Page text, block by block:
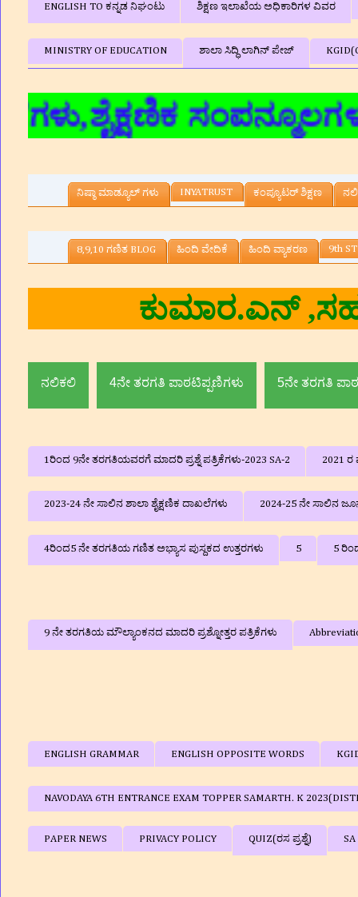
ENGLISH TO ಕನ್ನಡ ನಿಘಂಟು ಶಿಕ್ಷಣ ಇಲಾಖೆಯ ಅಧಿಕಾರಿಗಳ ವಿವರ
MINISTRY OF EDUCATION ಶಾಲಾ ಸಿದ್ಧಿ ಲಾಗಿನ್‌ ಪೇಜ್
ನಿಷ್ಠಾ ಮಾಡ್ಯೂಲ್ ಗಳು INYATRUST ಕಂಪ್ಯೂಟರ್‌ ಶಿಕ್ಷಣ
8,9,10 ಗಣಿತ BLOG ಹಿಂದಿ ವೇದಿಕೆ ಹಿಂದಿ ವ್ಯಾಕರಣ 9th
ಸರ್ಕಾರಿ ಕಿರಿಯ
ನಲಿಕಲಿ 4ನೇ ತರಗತಿ ಪಾಠಟಿಪ್ಪಣಿಗಳು 5ನೇ ತರಗತಿ
1ರಿಂದ 9ನೇ ತರಗತಿಯವರಗೆ ಮಾದರಿ ಪ್ರಶ್ನೆ ಪತ್ರಿಕೆಗಳು-2023 SA-2 2021 ರ
2023-24 ನೇ ಸಾಲಿನ ಶಾಲಾ ಶೈಕ್ಷಣಿಕ ದಾಖಲೆಗಳು 2024-25 ನೇ ಸಾಲಿನ
4ರಿಂದ5 ನೇ ತರಗತಿಯ ಗಣಿತ ಅಭ್ಯಾಸ ಪುಸ್ದಕದ ಉತ್ತರಗಳು 5 5
9 ನೇ ತರಗತಿಯ ಮೌಲ್ಯಾಂಕನದ ಮಾದರಿ ಪ್ರಶ್ನೋತ್ತರ ಪತ್ರಿಕೆಗಳು
ENGLISH GRAMMAR ENGLISH OPPOSITE WORDS
NAVODAYA 6TH ENTRANCE EXAM TOPPER SAMARTH. K
PAPER NEWS PRIVACY POLICY QUIZ(ರಸ ಪ್ರಶ್ನೆ)